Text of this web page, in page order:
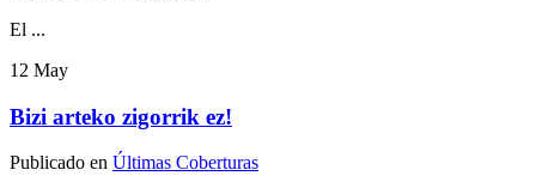
El ...
12 May
Bizi arteko zigorrik ez!
Publicado en Últimas Coberturas